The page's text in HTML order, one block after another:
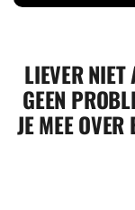
LIEVER NIET
GEEN
JE MEE